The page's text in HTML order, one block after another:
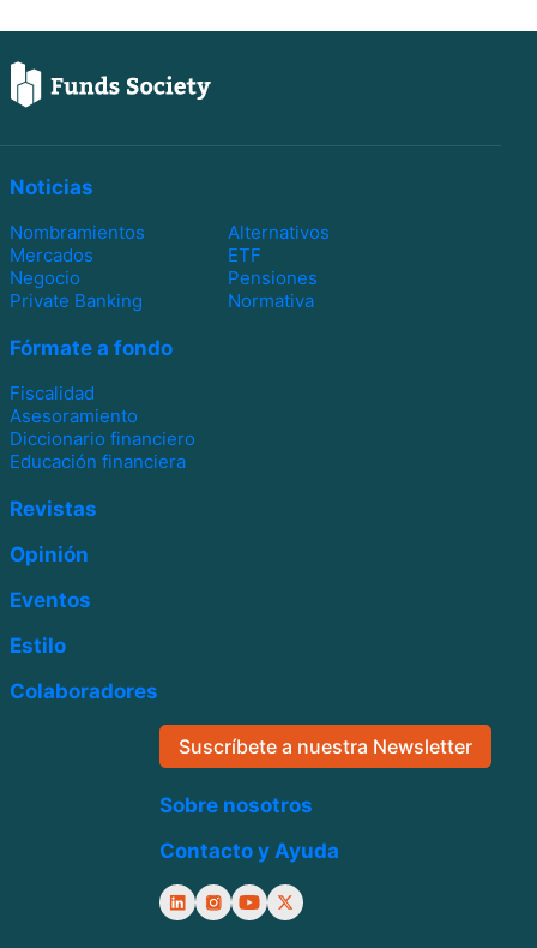
Noticias
Nombramientos
Alternativos
Mercados
ETF
Negocio
Pensiones
Private Banking
Normativa
Fórmate a fondo
Fiscalidad
Asesoramiento
Diccionario financiero
Educación financiera
Revistas
Opinión
Eventos
Estilo
Colaboradores
Suscríbete a nuestra Newsletter
Sobre nosotros
Contacto y Ayuda